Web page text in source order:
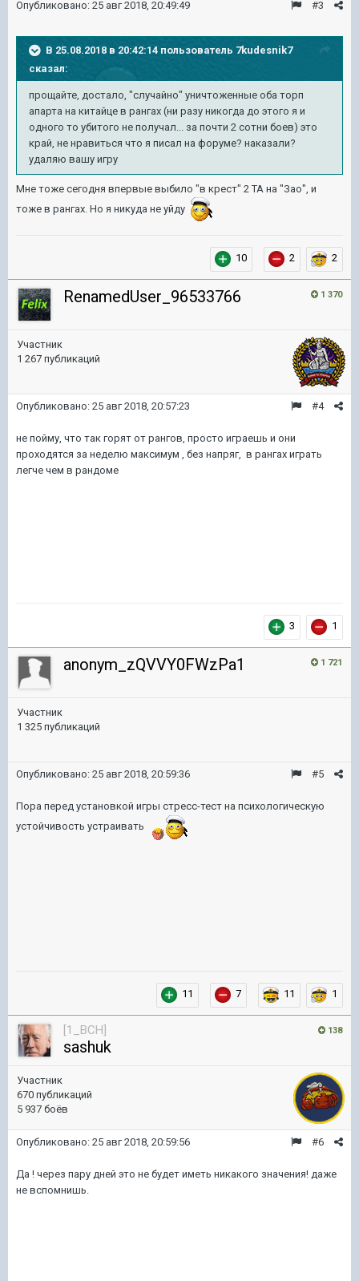
#3
Опубликовано: 25 авг 2018, 20:49:49
В 25.08.2018 в 20:42:14 пользователь 7kudesnik7
сказал:
прощайте, достало, "случайно" уничтоженные оба торп
апарта на китайце в рангах (ни разу никогда до этого я и
одного то убитого не получал... за почти 2 сотни боев) это
край, не нравиться что я писал на форуме? наказали?
удаляю вашу игру
Мне тоже сегодня впервые выбило "в крест" 2 ТА на "Зао", и
тоже в рангах. Но я никуда не уйду
10 2 2
1 370
RenamedUser_96533766
Участник
1 267 публикаций
#4
Опубликовано: 25 авг 2018, 20:57:23
не пойму, что так горят от рангов, просто играешь и они
проходятся за неделю максимум , без напряг, в рангах играть
легче чем в рандоме
3 1
1 721
anonym_zQVVY0FWzPa1
Участник
1 325 публикаций
#5
Опубликовано: 25 авг 2018, 20:59:36
Пора перед установкой игры стресс-тест на психологическую
устойчивость устраивать
11 7 11 1
138
[1_BCH]
sashuk
Участник
670 публикаций
5 937 боёв
#6
Опубликовано: 25 авг 2018, 20:59:56
Да ! через пару дней это не будет иметь никакого значения! даже
не вспомнишь.